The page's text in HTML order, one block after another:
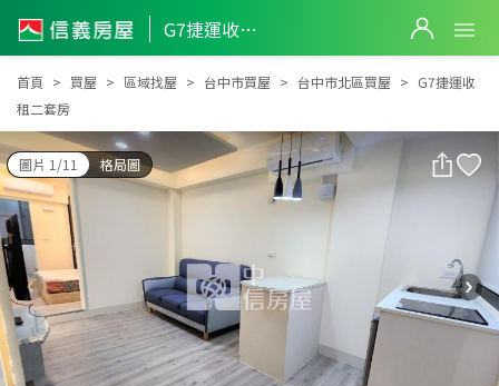
G7捷運收租二套房
G7捷運收租二套房
首頁 買屋 區域找屋 台中市買屋 台中市北區買屋
G7捷運收
租二套房
圖片 1/11 格局圖